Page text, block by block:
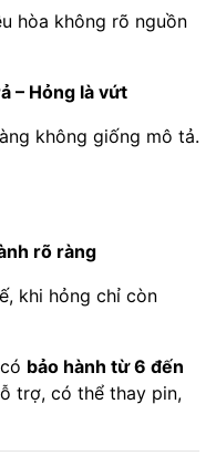
hòa không rõ nguồn
– Hỏng là vứt
không giống mô tả.
rõ ràng
khi hỏng chỉ còn
bảo hành từ 6 đến
trợ, có thể thay pin,